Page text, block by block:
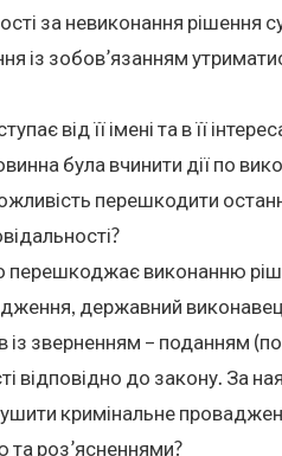
за невиконання рішення
із зобов’язанням
від її імені та в її
була вчинити дії по
перешкодити
перешкоджає виконанню
державний
із зверненням – поданням
відповідно до закону. За
кримінальне
та роз’ясненнями?